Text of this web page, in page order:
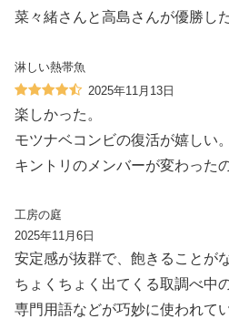
菜々緒さんと高島さんが優勝し
淋しい熱帯魚
2025年11月13日
楽しかった。
モツナベコンビの復活が嬉しい。
キントリのメンバーが変わった
工房の庭
2025年11月6日
安定感が抜群で、飽きることがな
ちょくちょく出てくる取調べ中
専門用語などが巧妙に使われて